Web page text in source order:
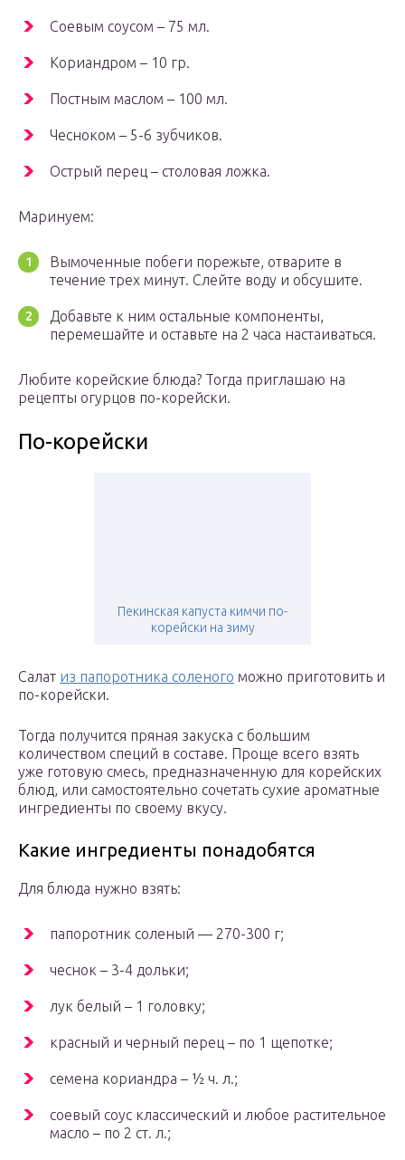
Соевым соусом – 75 мл.
Кориандром – 10 гр.
Постным маслом – 100 мл.
Чесноком – 5-6 зубчиков.
Острый перец – столовая ложка.
Маринуем:
Вымоченные побеги порежьте, отварите в
течение трех минут. Слейте воду и обсушите.
Добавьте к ним остальные компоненты,
перемешайте и оставьте на 2 часа настаиваться.
Любите корейские блюда? Тогда приглашаю на
рецепты огурцов по-корейски.
По-корейски
Пекинская капуста кимчи по-
корейски на зиму
Салат из папоротника соленого можно приготовить и
по-корейски.
Тогда получится пряная закуска с большим
количеством специй в составе. Проще всего взять
уже готовую смесь, предназначенную для корейских
блюд, или самостоятельно сочетать сухие ароматные
ингредиенты по своему вкусу.
Какие ингредиенты понадобятся
Для блюда нужно взять:
папоротник соленый — 270-300 г;
чеснок – 3-4 дольки;
лук белый – 1 головку;
красный и черный перец – по 1 щепотке;
семена кориандра – ½ ч. л.;
соевый соус классический и любое растительное
масло – по 2 ст. л.;